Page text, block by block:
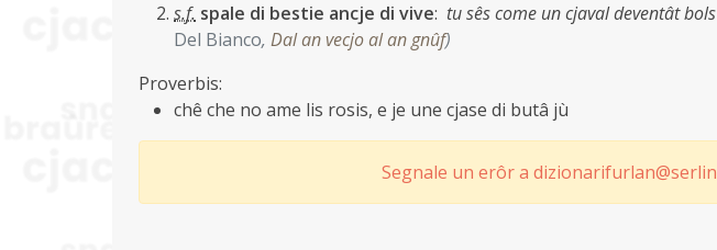
s.f. spale di bestie ancje di vive: tu sês come un cjaval deventât
Del Bianco, Dal an vecjo al an gnûf)
Proverbis:
chê che no ame lis rosis, e je une cjase di butâ jù
Segnale un erôr a